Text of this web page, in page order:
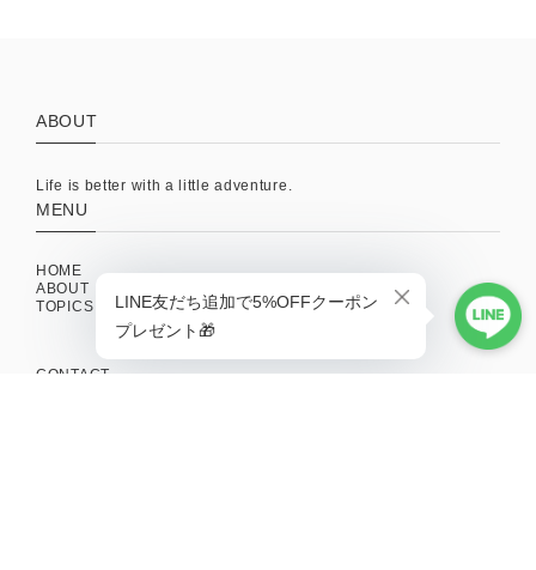
ABOUT
Life is better with a little adventure.
MENU
HOME
ABOUT
TOPICS
CONTACT